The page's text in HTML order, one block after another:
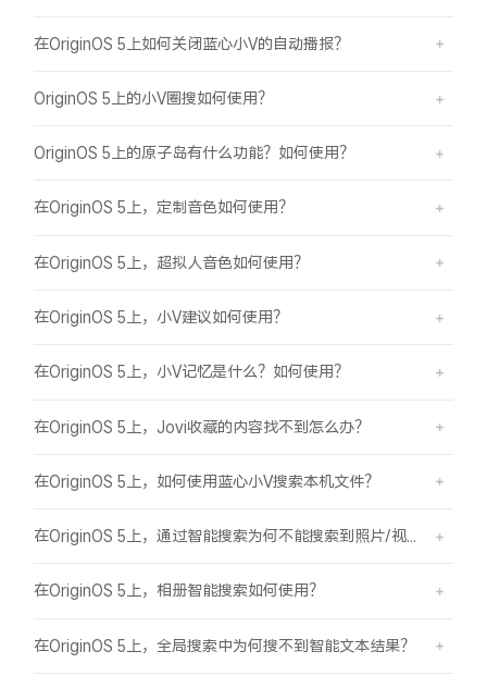
在OriginOS 5上如何关闭蓝心小V的自动播报？
OriginOS 5上的小V圈搜如何使用？
OriginOS 5上的原子岛有什么功能？如何使用？
在OriginOS 5上，定制音色如何使用？
在OriginOS 5上，超拟人音色如何使用？
在OriginOS 5上，小V建议如何使用？
在OriginOS 5上，小V记忆是什么？如何使用？
在OriginOS 5上，Jovi收藏的内容找不到怎么办？
在OriginOS 5上，如何使用蓝心小V搜索本机文件？
在OriginOS 5上，相册智能搜索如何使用？
在OriginOS 5上，全局搜索中为何搜不到智能文本结果？